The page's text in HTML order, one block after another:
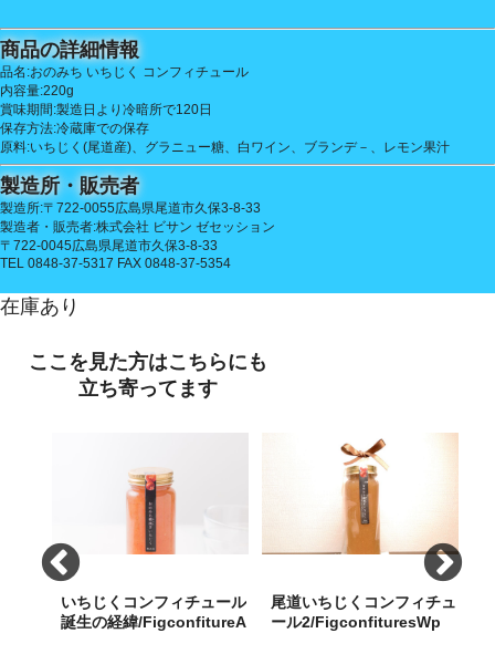
商品の詳細情報
品名:おのみち いちじく コンフィチュール
内容量:220g
賞味期間:製造日より冷暗所で120日
保存方法:冷蔵庫での保存
原料:いちじく(尾道産)、グラニュー糖、白ワイン、ブランデ－、レモン果汁
製造所・販売者
製造所:〒722-0055広島県尾道市久保3-8-33
製造者・販売者:株式会社 ビサン ゼセッション
〒722-0045広島県尾道市久保3-8-33
TEL 0848-37-5317 FAX 0848-37-5354
在庫あり
ここを見た方はこちらにも
立ち寄ってます
いちじくコンフィチュール
誕生の経緯/FigconfitureA
尾道いちじくコンフィチュ
ール2/FigconfituresWp